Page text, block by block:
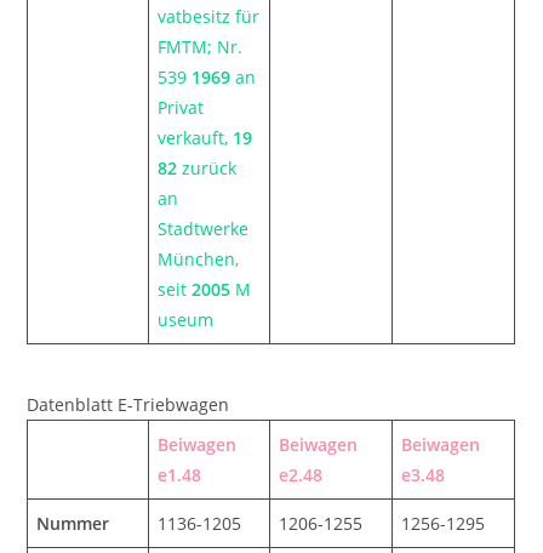
vatbesitz für
FMTM; Nr.
539 1969 an
Privat
verkauft, 19
82zurück
an
Stadtwerke
München,
seit2005 M
useum
Datenblatt E-Triebwagen
Beiwagen
e1.48
Beiwagen
e2.48
Beiwagen
e3.48
Nummer 1136-1205 1206-1255 1256-1295